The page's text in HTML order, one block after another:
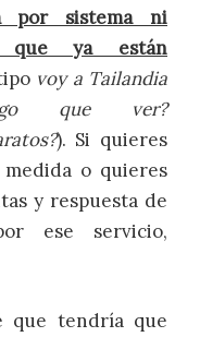
por sistema ni
que ya están
voy a Tailandia
que ver?
). Si quieres
o quieres
y respuesta de
ese servicio,
que tendría que